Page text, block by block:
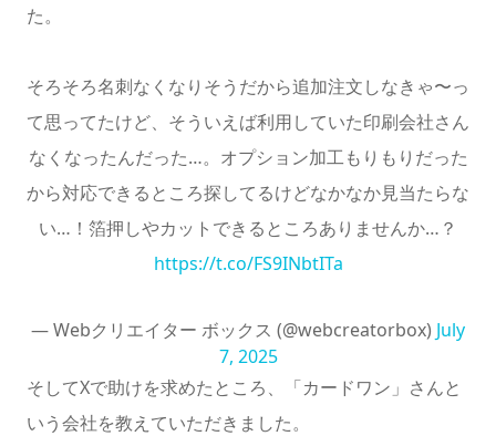
た。
そろそろ名刺なくなりそうだから追加注文しなきゃ〜っ
て思ってたけど、そういえば利用していた印刷会社さん
なくなったんだった…。オプション加工もりもりだった
から対応できるところ探してるけどなかなか見当たらな
い…！箔押しやカットできるところありませんか…？
https://t.co/FS9INbtITa
— Webクリエイター ボックス (@webcreatorbox) July
7, 2025
そしてXで助けを求めたところ、「カードワン」さんと
いう会社を教えていただきました。